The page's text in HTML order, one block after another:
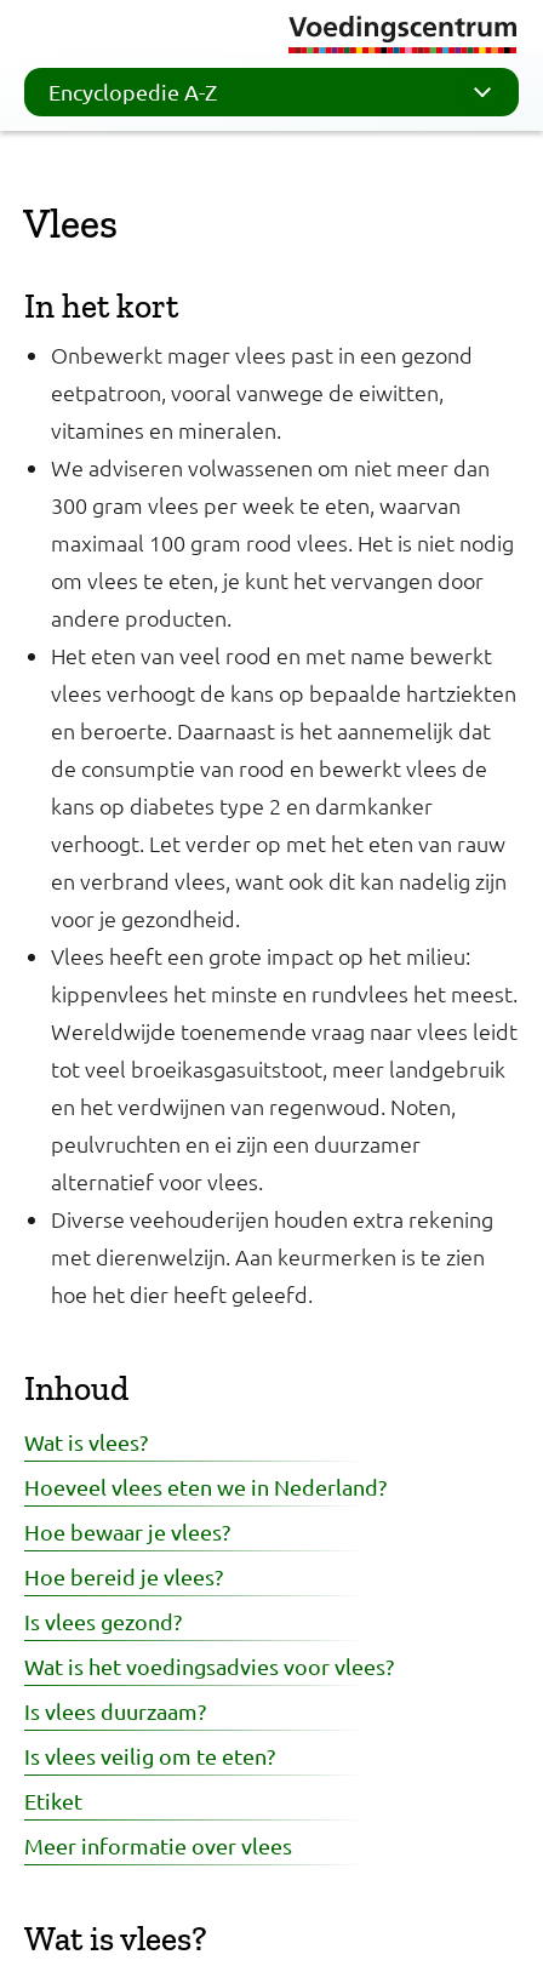
Encyclopedie A-Z
Vlees
In het kort
Onbewerkt mager vlees past in een gezond
eetpatroon, vooral vanwege de eiwitten,
vitamines en mineralen.
We adviseren volwassenen om niet meer dan
300 gram vlees per week te eten, waarvan
maximaal 100 gram rood vlees. Het is niet nodig
om vlees te eten, je kunt het vervangen door
andere producten.
Het eten van veel rood en met name bewerkt
vlees verhoogt de kans op bepaalde hartziekten
en beroerte. Daarnaast is het aannemelijk dat
de consumptie van rood en bewerkt vlees de
kans op diabetes type 2 en darmkanker
verhoogt. Let verder op met het eten van rauw
en verbrand vlees, want ook dit kan nadelig zijn
voor je gezondheid.
Vlees heeft een grote impact op het milieu:
kippenvlees het minste en rundvlees het meest.
Wereldwijde toenemende vraag naar vlees leidt
tot veel broeikasgasuitstoot, meer landgebruik
en het verdwijnen van regenwoud. Noten,
peulvruchten en ei zijn een duurzamer
alternatief voor vlees.
Diverse veehouderijen houden extra rekening
met dierenwelzijn. Aan keurmerken is te zien
hoe het dier heeft geleefd.
Inhoud
Wat is vlees?
Hoeveel vlees eten we in Nederland?
Hoe bewaar je vlees?
Hoe bereid je vlees?
Is vlees gezond?
Wat is het voedingsadvies voor vlees?
Is vlees duurzaam?
Is vlees veilig om te eten?
Etiket
Meer informatie over vlees
Wat is vlees?